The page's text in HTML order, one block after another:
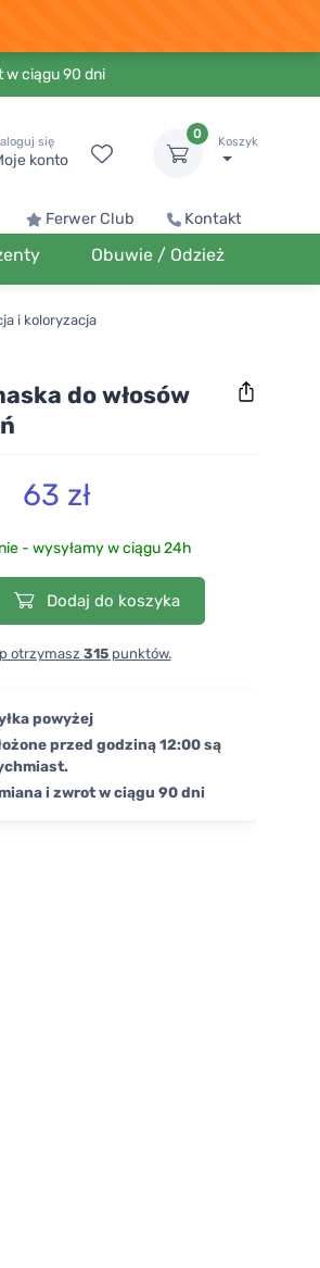
w ciągu 90 dni
się
konto
0
Koszyk
Ferwer Club Kontakt
Obuwie / Odzież
i koloryzacja
do włosów
63 zł
- wysyłamy w ciągu 24h
Dodaj do koszyka
otrzymasz 315punktów.
powyżej
przed godziną 12:00 są
i zwrot w ciągu 90 dni